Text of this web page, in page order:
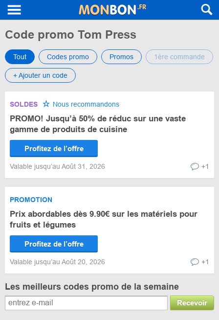
Code promo Tom Press
Tout Codes promo Promos 1ère commande
+ Ajouter un code
SOLDES Nous recommandons
PROMO! Jusqu’à 50% de réduc sur une vaste
gamme de produits de cuisine
Profitez de l’offre
Valable jusqu’au Août 31, 2026 +1
PROMOTION
Prix abordables dès 9.90€ sur les matériels pour
fruits et légumes
Profitez de l’offre
Valable jusqu’au Août 20, 2026 +1
Les meilleurs codes promo de la semaine
Recevoir